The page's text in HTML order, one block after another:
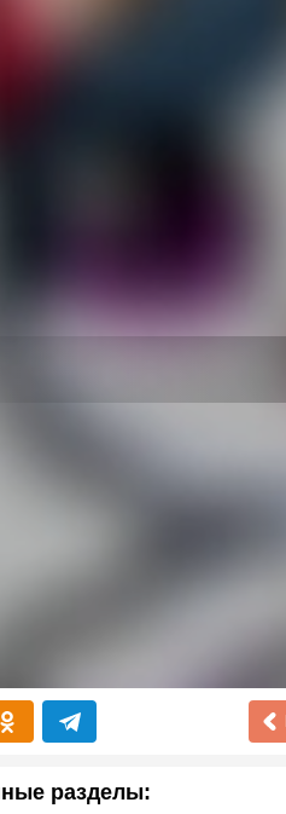
разделы: